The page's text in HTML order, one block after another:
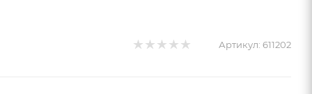
Артикул: 611202